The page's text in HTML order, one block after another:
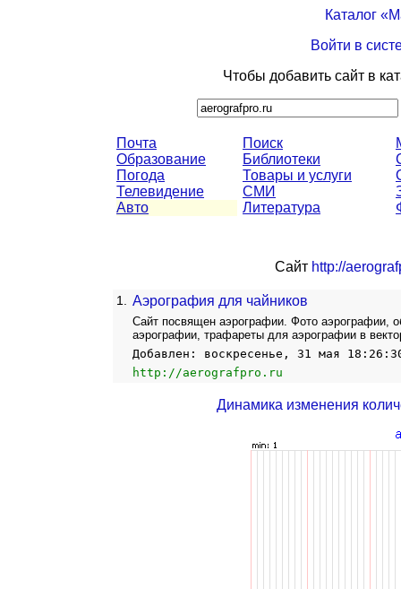
Каталог
Войти в
Чтобы добавить сайт в
Почта
Образование
Погода
Телевидение
Авто
Поиск
Библиотеки
Товары и услуги
СМИ
Литература
Сайт http://
1. Аэрография для чайников
Сайт посвящен аэрографии. Фото аэрографии,
аэрографии, трафареты для аэрографии в
Добавлен: воскресенье, 31 мая
http://aerografpro.ru
Динамика изменения